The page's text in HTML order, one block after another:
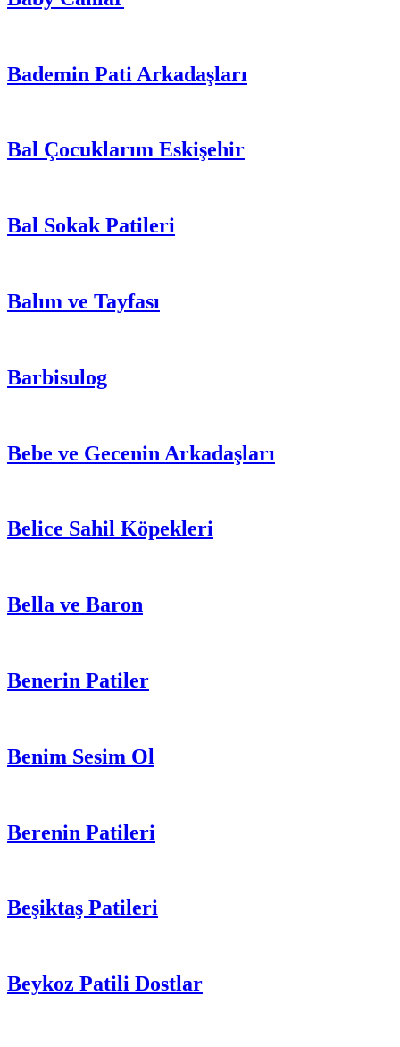
Bademin Pati Arkadaşları
Bal Çocuklarım Eskişehir
Bal Sokak Patileri
Balım ve Tayfası
Barbisulog
Bebe ve Gecenin Arkadaşları
Belice Sahil Köpekleri
Bella ve Baron
Benerin Patiler
Benim Sesim Ol
Berenin Patileri
Beşiktaş Patileri
Beykoz Patili Dostlar